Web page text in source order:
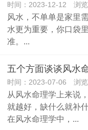
时间：2023-12-12 浏
风水，不单单是家里
水更为重要，你口袋
准。...
五个方面谈谈风水
时间：2023-07-06 浏
从风水命理学上来说
就越好，缺什么就补
在风水命理学中，...